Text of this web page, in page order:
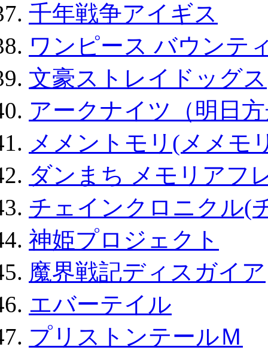
千年戦争アイギス
ワンピース バウンテ
文豪ストレイドッグス
アークナイツ（明日
メメントモリ(メメモ
ダンまち メモリアフ
チェインクロニクル(
神姫プロジェクト
魔界戦記ディスガイア
エバーテイル
プリストンテールＭ